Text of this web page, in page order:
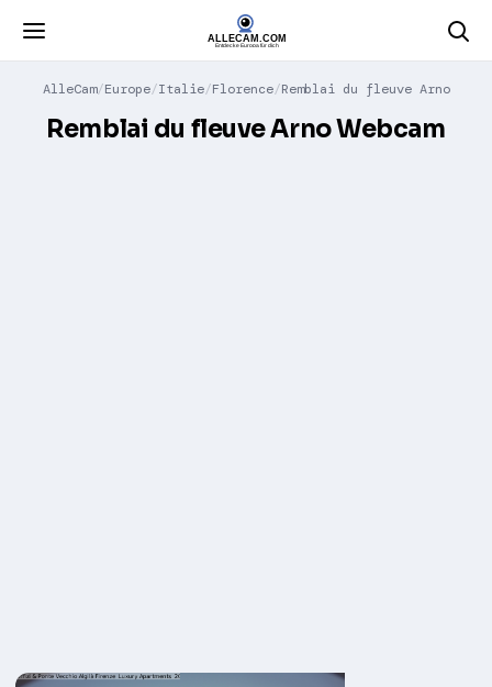
AlleCam Europe Italie Florence Remblai du fleuve Arno
Remblai du fleuve Arno Webcam